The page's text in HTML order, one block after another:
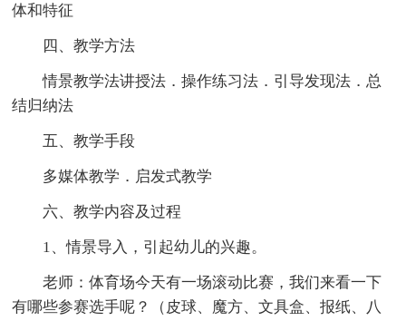
体和特征
四、教学方法
情景教学法讲授法．操作练习法．引导发现法．总
结归纳法
五、教学手段
多媒体教学．启发式教学
六、教学内容及过程
1、情景导入，引起幼儿的兴趣。
老师：体育场今天有一场滚动比赛，我们来看一下
有哪些参赛选手呢？（皮球、魔方、文具盒、报纸、八